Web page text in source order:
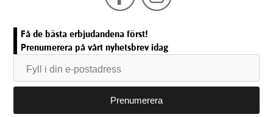
Få de bästa erbjudandena först!
Prenumerera på vårt nyhetsbrev idag